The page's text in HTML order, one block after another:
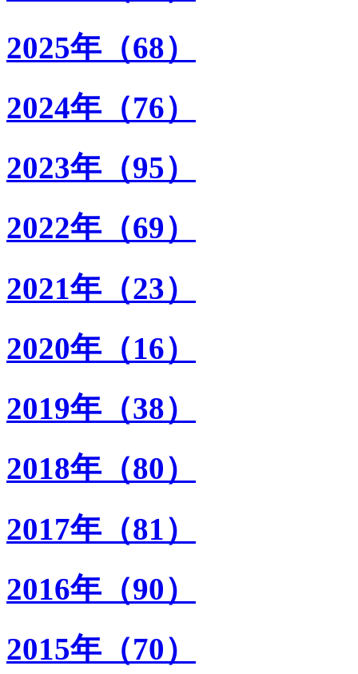
2025年（68）
2024年（76）
2023年（95）
2022年（69）
2021年（23）
2020年（16）
2019年（38）
2018年（80）
2017年（81）
2016年（90）
2015年（70）